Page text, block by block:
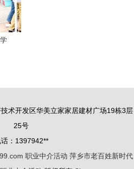
产
动
，
新
术开发区华美立家家居建材广场19栋3层
25号
话：1397942**
职业中介活动 萍乡市老百姓新时代